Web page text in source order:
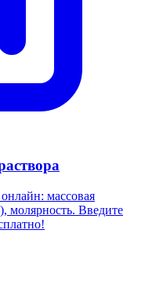
массовая
молярность. Введите